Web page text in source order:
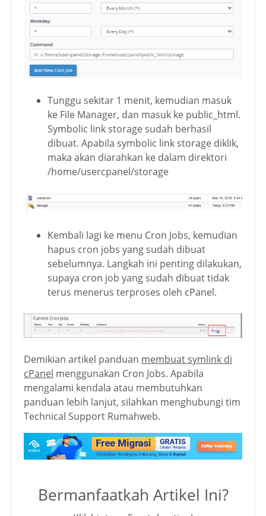
Tunggu sekitar 1 menit, kemudian masuk
ke File Manager, dan masuk ke public_html.
Symbolic link storage sudah berhasil
dibuat. Apabila symbolic link storage diklik,
maka akan diarahkan ke dalam direktori
/home/usercpanel/storage
Kembali lagi ke menu Cron Jobs, kemudian
hapus cron jobs yang sudah dibuat
sebelumnya. Langkah ini penting dilakukan,
supaya cron job yang sudah dibuat tidak
terus menerus terproses oleh cPanel.
Demikian artikel panduan membuat symlink di
cPanel menggunakan Cron Jobs. Apabila
mengalami kendala atau membutuhkan
panduan lebih lanjut, silahkan menghubungi tim
Technical Support Rumahweb.
Bermanfaatkah Artikel Ini?